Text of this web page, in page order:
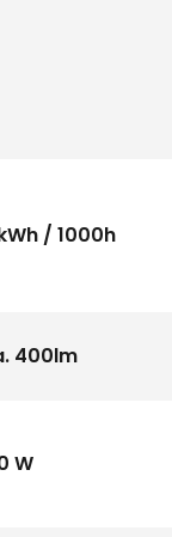
/ 1000h
400lm
W